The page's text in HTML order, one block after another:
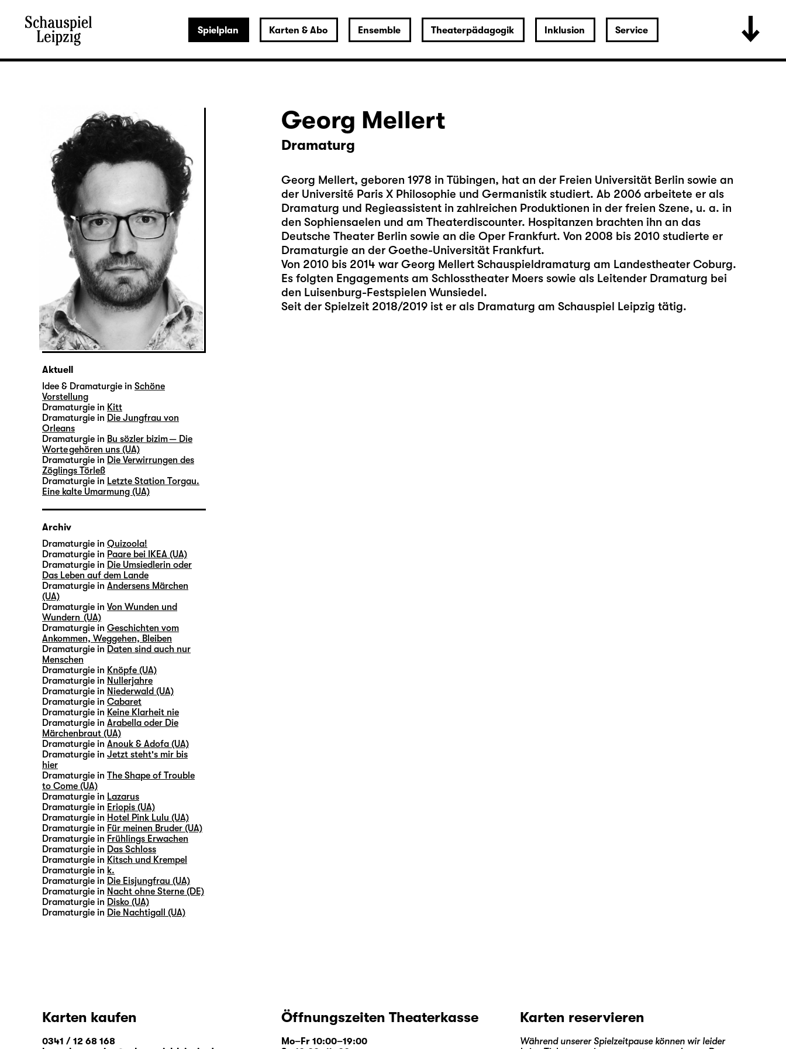
Spielplan Karten & Abo Ensemble Theaterpädagogik Inklusion Service
Georg Mellert
Dramaturg
Georg Mellert, geboren 1978 in Tübingen, hat an der Freien Universität Berlin sowie an
der Université Paris X Philosophie und Germanistik studiert. Ab 2006 arbeitete er als
Dramaturg und Regieassistent in zahlreichen Produktionen in der freien Szene, u. a. in
den Sophiensaelen und am Theaterdiscounter. Hospitanzen brachten ihn an das
Deutsche Theater Berlin sowie an die Oper Frankfurt. Von 2008 bis 2010 studierte er
Dramaturgie an der Goethe-Universität Frankfurt.
Von 2010 bis 2014 war Georg Mellert Schauspieldramaturg am Landestheater Coburg.
Es folgten Engagements am Schlosstheater Moers sowie als Leitender Dramaturg bei
den Luisenburg-Festspielen Wunsiedel.
Seit der Spielzeit 2018/2019 ist er als Dramaturg am Schauspiel Leipzig tätig.
Aktuell
Idee & Dramaturgie in Schöne
Vorstellung
Dramaturgie in Kitt
Dramaturgie in Die Jungfrau von
Orleans
Dramaturgie in Bu sözler bizim — Die
Worte gehören uns (UA)
Dramaturgie in Die Verwirrungen des
Zöglings Törleß
Dramaturgie in Letzte Station Torgau.
Eine kalte Umarmung (UA)
Archiv
Dramaturgie in Quizoola!
Dramaturgie in Paare bei IKEA (UA)
Dramaturgie in Die Umsiedlerin oder
Das Leben auf dem Lande
Dramaturgie in Andersens Märchen
(UA)
Dramaturgie in Von Wunden und
Wundern (UA)
Dramaturgie in Geschichten vom
Ankommen, Weggehen, Bleiben
Dramaturgie in Daten sind auch nur
Menschen
Dramaturgie in Knöpfe (UA)
Dramaturgie in Nullerjahre
Dramaturgie in Niederwald (UA)
Dramaturgie in Cabaret
Dramaturgie in Keine Klarheit nie
Dramaturgie in Arabella oder Die
Märchenbraut (UA)
Dramaturgie in Anouk & Adofa (UA)
Dramaturgie in Jetzt steht's mir bis
hier
Dramaturgie in The Shape of Trouble
to Come (UA)
Dramaturgie in Lazarus
Dramaturgie in Eriopis (UA)
Dramaturgie in Hotel Pink Lulu (UA)
Dramaturgie in Für meinen Bruder (UA)
Dramaturgie in Frühlings Erwachen
Dramaturgie in Das Schloss
Dramaturgie in Kitsch und Krempel
Dramaturgie in k.
Dramaturgie in Die Eisjungfrau (UA)
Dramaturgie in Nacht ohne Sterne (DE)
Dramaturgie in Disko (UA)
Dramaturgie in Die Nachtigall (UA)
Karten kaufen
0341 / 12 68 168
Öffnungszeiten Theaterkasse
Mo–Fr 10:00–19:00
Karten reservieren
Während unserer Spielzeitpause können wir leider